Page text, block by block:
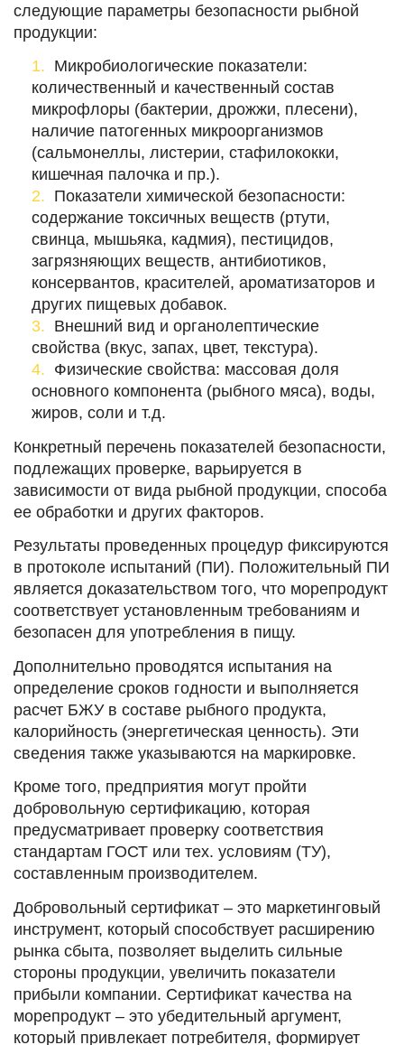
следующие параметры безопасности рыбной
продукции:
Микробиологические показатели:
количественный и качественный состав
микрофлоры (бактерии, дрожжи, плесени),
наличие патогенных микроорганизмов
(сальмонеллы, листерии, стафилококки,
кишечная палочка и пр.).
Показатели химической безопасности:
содержание токсичных веществ (ртути,
свинца, мышьяка, кадмия), пестицидов,
загрязняющих веществ, антибиотиков,
консервантов, красителей, ароматизаторов и
других пищевых добавок.
Внешний вид и органолептические
свойства (вкус, запах, цвет, текстура).
Физические свойства: массовая доля
основного компонента (рыбного мяса), воды,
жиров, соли и т.д.
Конкретный перечень показателей безопасности,
подлежащих проверке, варьируется в
зависимости от вида рыбной продукции, способа
ее обработки и других факторов.
Результаты проведенных процедур фиксируются
в протоколе испытаний (ПИ). Положительный ПИ
является доказательством того, что морепродукт
соответствует установленным требованиям и
безопасен для употребления в пищу.
Дополнительно проводятся испытания на
определение сроков годности и выполняется
расчет БЖУ в составе рыбного продукта,
калорийность (энергетическая ценность). Эти
сведения также указываются на маркировке.
Кроме того, предприятия могут пройти
добровольную сертификацию, которая
предусматривает проверку соответствия
стандартам ГОСТ или тех. условиям (ТУ),
составленным производителем.
Добровольный сертификат – это маркетинговый
инструмент, который способствует расширению
рынка сбыта, позволяет выделить сильные
стороны продукции, увеличить показатели
прибыли компании. Сертификат качества на
морепродукт – это убедительный аргумент,
который привлекает потребителя, формирует